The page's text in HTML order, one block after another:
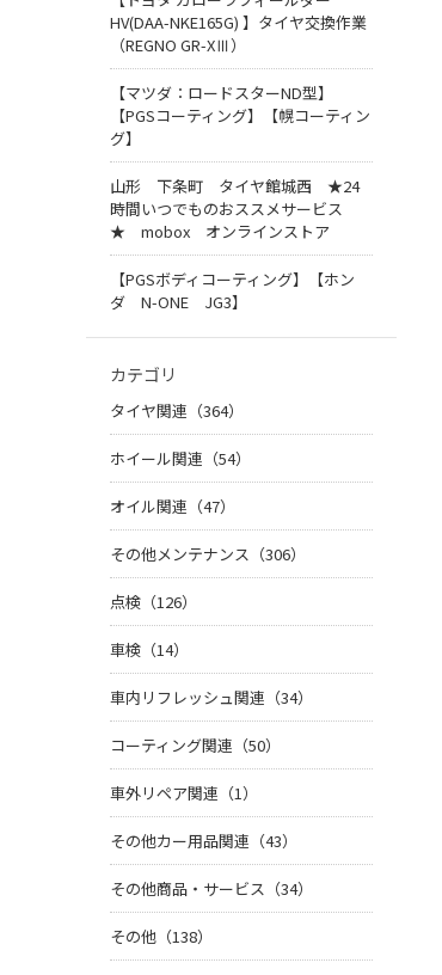
HV(DAA-NKE165G) 】タイヤ交換作業
（REGNO GR-XⅢ）
【マツダ：ロードスターND型】
【PGSコーティング】【幌コーティン
グ】
山形 下条町 タイヤ館城西 ★24
時間いつでものおススメサービス
★ mobox オンラインストア
【PGSボディコーティング】【ホン
ダ N-ONE JG3】
カテゴリ
タイヤ関連（364）
ホイール関連（54）
オイル関連（47）
その他メンテナンス（306）
点検（126）
車検（14）
車内リフレッシュ関連（34）
コーティング関連（50）
車外リペア関連（1）
その他カー用品関連（43）
その他商品・サービス（34）
その他（138）